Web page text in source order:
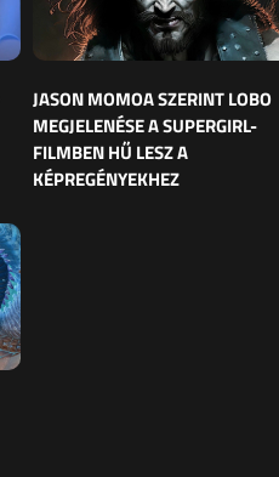
JASON MOMOA SZERINT LOBO
MEGJELENÉSE A SUPERGIRL-
FILMBEN HŰ LESZ A
KÉPREGÉNYEKHEZ